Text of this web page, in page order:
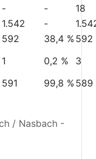
/ Nasbach -
- -
18
1.542 -
592 38,4 % 592
1 0,2 %
3
591 99,8 % 589